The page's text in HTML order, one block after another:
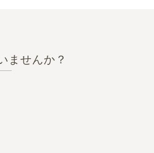
ませんか？